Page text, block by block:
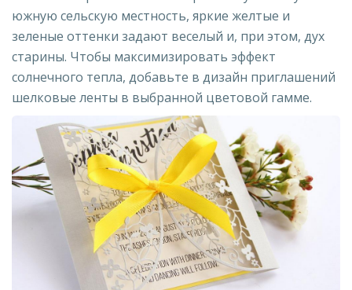
южную сельскую местность, яркие желтые и
зеленые оттенки задают веселый и, при этом, дух
старины. Чтобы максимизировать эффект
солнечного тепла, добавьте в дизайн приглашений
шелковые ленты в выбранной цветовой гамме.